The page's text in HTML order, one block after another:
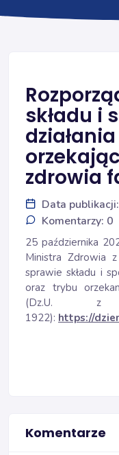
składu i
zdrowia
Data
Komentarzy: 0
25 października
Ministra Zdrowia
sprawie składu i
oraz trybu
(Dz.U.
1922): https://
Komentarze